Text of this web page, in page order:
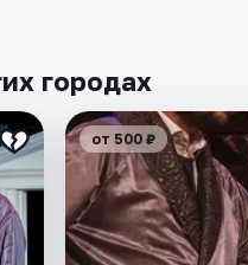
городах
от 500 ₽